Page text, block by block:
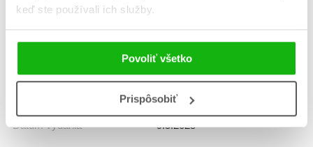
keď ste používali ich služby.
Povoliť všetko
Prispôsobiť
Počet strán
K stiahnutiu
Ukážka.pdf
Dátum vydania 9.5.2025